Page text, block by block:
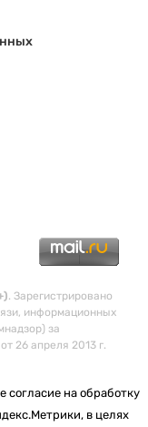
. Зарегистрировано
информационных
за
26 апреля 2013 г.
согласие на обработку
в целях